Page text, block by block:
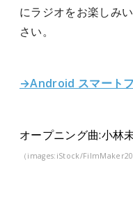
にラジオをお楽しみ
さい。
→Android スマート
オープニング曲:小林
（images:iStock/